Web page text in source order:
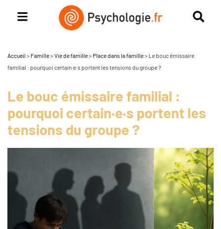
Accueil > Famille>Vie de famille> Place dans la famille> Le bouc émissaire
familial : pourquoi certain·e·s portent les tensions du groupe ?
Le bouc émissaire familial :
pourquoi certain·e·s portent les
tensions du groupe ?